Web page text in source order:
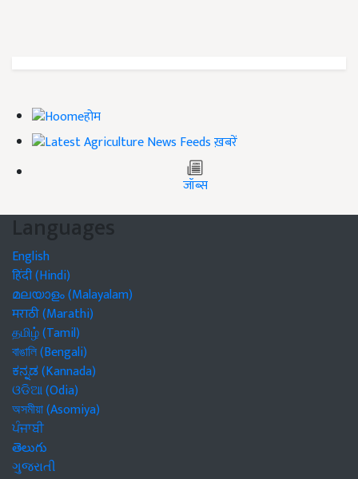
होम
ख़बरें
जॉब्स
Languages
English
हिंदी (Hindi)
മലയാളം (Malayalam)
मराठी (Marathi)
தமிழ் (Tamil)
বাঙালি (Bengali)
ಕನ್ನಡ (Kannada)
ଓଡିଆ (Odia)
অসমীয়া (Asomiya)
ਪੰਜਾਬੀ
తెలుగు
ગુજરાતી